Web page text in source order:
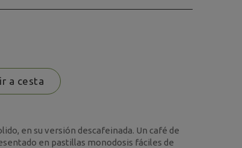
a cesta
en su versión descafeinada. Un café de
en pastillas monodosis fáciles de